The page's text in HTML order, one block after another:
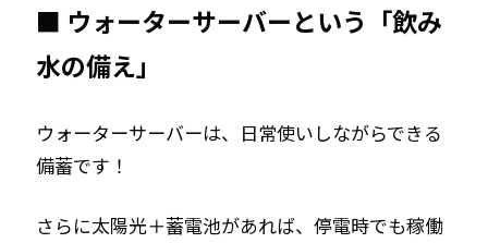
■ ウォーターサーバーという「飲み
水の備え」
ウォーターサーバーは、日常使いしながらできる
備蓄です！
さらに――太陽光＋蓄電池があれば、停電時でも稼働